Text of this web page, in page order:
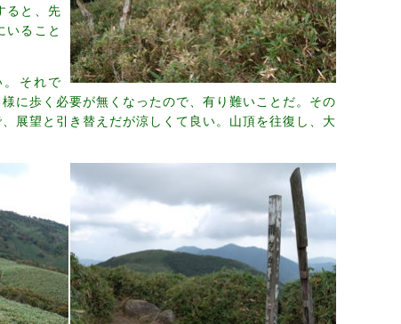
ると、先
いること
それで
に歩く必要が無くなったので、有り難いことだ。その
展望と引き替えだが涼しくて良い。山頂を往復し、大